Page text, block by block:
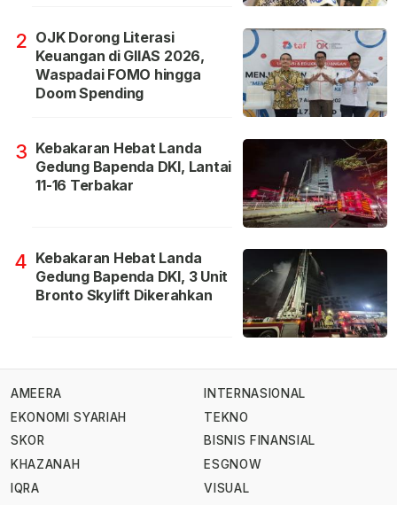
2 OJK Dorong Literasi
Keuangan di GIIAS 2026,
Waspadai FOMO hingga
Doom Spending
3 Kebakaran Hebat Landa
Gedung Bapenda DKI, Lantai
11-16 Terbakar
4 Kebakaran Hebat Landa
Gedung Bapenda DKI, 3 Unit
Bronto Skylift Dikerahkan
AMEERA
EKONOMI SYARIAH
SKOR
KHAZANAH
IQRA
INTERNASIONAL
TEKNO
BISNIS FINANSIAL
ESGNOW
VISUAL